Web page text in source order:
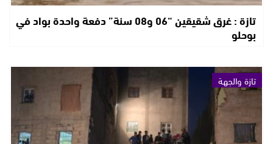
تازة : غرق شقيقين “06 و08 سنة” دفعة واحدة بواد في
بوحلو
تازة والجهة